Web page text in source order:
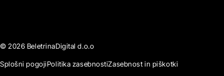
© 2026 BeletrinaDigital d.o.o
Splošni pogojiPolitika zasebnostiZasebnost in piškotki